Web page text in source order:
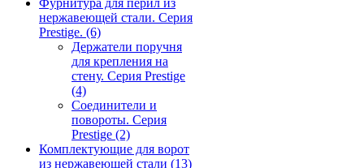
Фурнитура для перил из
нержавеющей стали. Серия
Prestige. (6)
Держатели поручня
для крепления на
стену. Серия Prestige
(4)
Соединители и
повороты. Серия
Prestige (2)
Комплектующие для ворот
из нержавеющей стали (13)